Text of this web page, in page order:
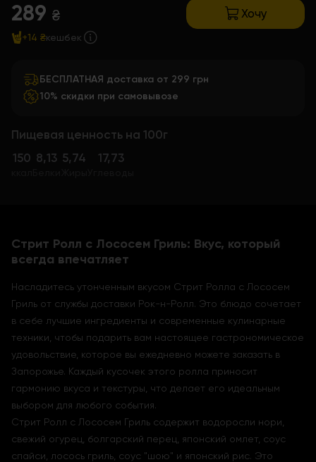
289 ₴ Хочу
+14 ₴кешбек
БЕСПЛАТНАЯ доставка от 299 грн
10% скидки при самовывозе
Пищевая ценность на 100г
150 8,13 5,74 17,73
Стрит Ролл с Лососем Гриль: Вкус, который
всегда впечатляет
Насладитесь утонченным вкусом Стрит Ролла с Лососем
Гриль от службы доставки Рок-н-Ролл. Это блюдо сочетает
в себе лучшие ингредиенты и современные кулинарные
техники, чтобы подарить вам настоящее гастрономическое
удовольствие, которое вы ежедневно можете заказать в
Запорожье. Каждый кусочек этого ролла приносит
гармонию вкуса и текстуры, что делает его идеальным
выбором для любого события.
Стрит Ролл с Лососем Гриль содержит водоросли нори,
свежий огурец, болгарский перец, японский омлет, соус
спайси, лосось гриль, соус "шою" и японский рис. Это